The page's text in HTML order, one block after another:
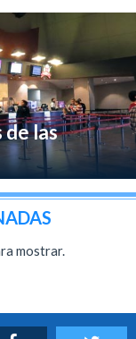
de las
mostrar.